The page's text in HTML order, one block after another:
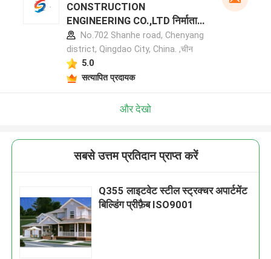
CONSTRUCTION
ENGINEERING CO.,LTD निर्माता
प्रोफ़ाइलNo.702 Shanhe road, Chenyang
district, Qingdao City, China. ,चीन
5.0
सत्यापित प्रदायक
और देखो
सबसे उत्तम प्रतिदान प्राप्त करें
Q355 लाइटवेट स्टील स्ट्रक्चर अपार्टमेंट
बिल्डिंग प्रीफ़ैब ISO9001